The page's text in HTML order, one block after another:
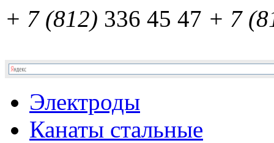
+ 7 (812) 336 45 47 + 7
Электроды
Канаты стальные